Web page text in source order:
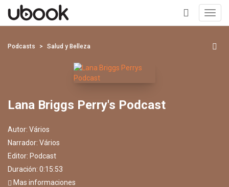
+
Podcasts Salud y Belleza
Lana Briggs Perry's Podcast
Autor: Vários
Narrador: Vários
Editor: Podcast
Duración: 0:15:53
Mas informaciones